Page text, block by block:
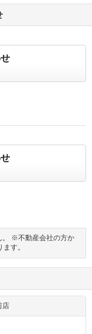
。 ※不動産会社の方か
す。
店